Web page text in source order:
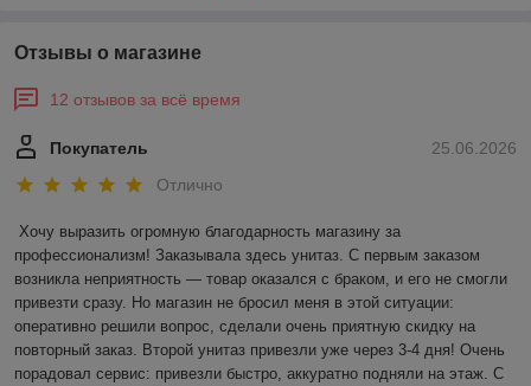
Отзывы о магазине
12 отзывов за всё время
25.06.2026
Покупатель
Отлично
Хочу выразить огромную благодарность магазину за
профессионализм! Заказывала здесь унитаз. С первым заказом
возникла неприятность — товар оказался с браком, и его не смогли
привезти сразу. Но магазин не бросил меня в этой ситуации:
оперативно решили вопрос, сделали очень приятную скидку на
повторный заказ. Второй унитаз привезли уже через 3-4 дня! Очень
порадовал сервис: привезли быстро, аккуратно подняли на этаж. С